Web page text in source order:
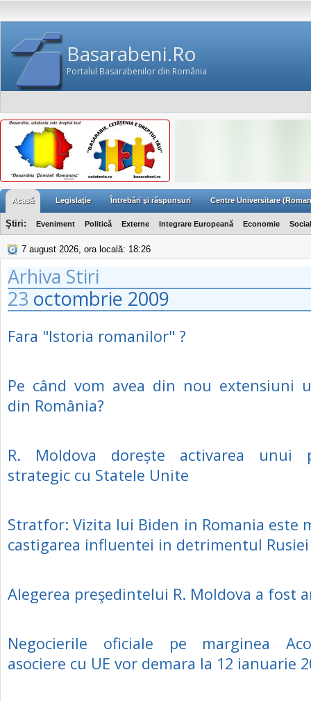
Basarabeni.Ro
Portalul Basarabenilor din România
Acasă Legislaţie Întrebări şi răspunsuri Centre Universitare
Ştiri: Eveniment Politică Externe Integrare Europeană Economie Social
7 august 2026, ora locală: 18:26
Arhiva Stiri
23 octombrie 2009
Fara "Istoria romanilor" ?
Pe când vom avea din nou extensiuni
din România?
R. Moldova dorește activarea unui
strategic cu Statele Unite
Stratfor: Vizita lui Biden in Romania este
castigarea influentei in detrimentul Rusiei
Alegerea preşedintelui R. Moldova a fost
Negocierile oficiale pe marginea
asociere cu UE vor demara la 12 ianuarie